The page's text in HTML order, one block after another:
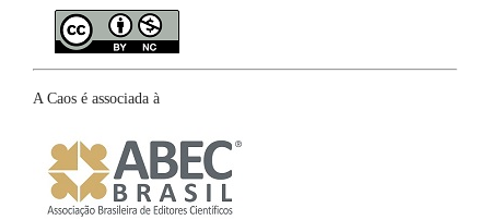
A Caos é associada à